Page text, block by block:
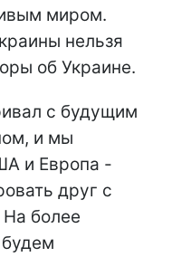
миром.
нельзя
об Украине.
с будущим
и мы
и Европа -
друг с
более